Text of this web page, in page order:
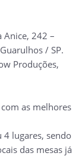
Anice, 242 –
/ SP.
Produções,
as melhores
4 lugares, sendo
das mesas já